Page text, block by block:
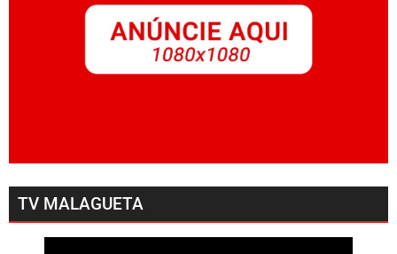
TV MALAGUETA